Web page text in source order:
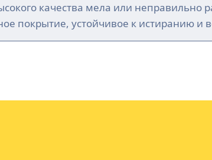
качества мела или
покрытие, устойчивое к истиранию и